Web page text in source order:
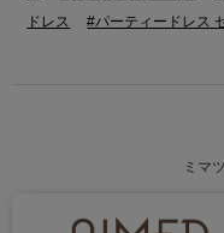
身長：
ドレス
#パーティードレス
ミマ